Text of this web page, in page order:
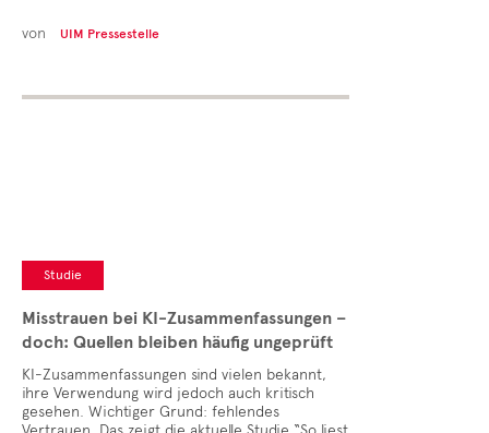
von UIM Pressestelle
Studie
Misstrauen bei KI-Zusammenfassungen –
doch: Quellen bleiben häufig ungeprüft
KI-Zusammenfassungen sind vielen bekannt,
ihre Verwendung wird jedoch auch kritisch
gesehen. Wichtiger Grund: fehlendes